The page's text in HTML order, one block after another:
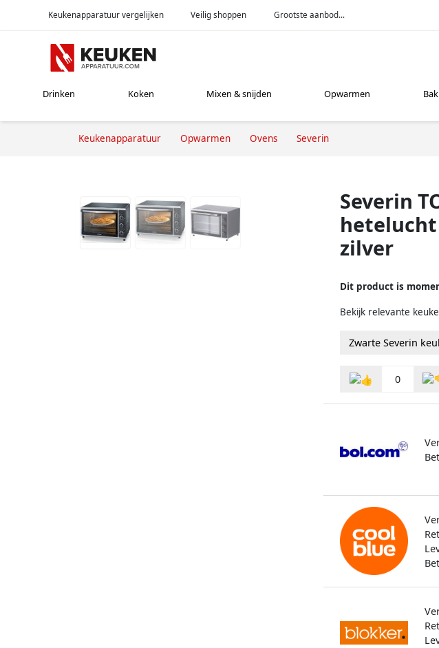
Keukenapparatuur vergelijken Veilig shoppen Grootste aanbod...
Drinken Koken Mixen & snijden Opwarmen
Keukenapparatuur Opwarmen Ovens Severin
Severin
zilver
Dit product is
Bekijk relevante
Zwarte Severin
0